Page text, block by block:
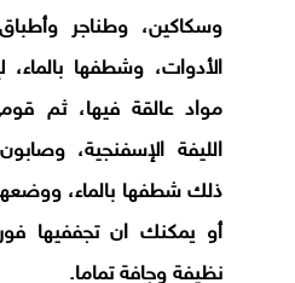
وسكاكين، وطناجر
الأدوات، وشطفها
مواد عالقة فيها، ثم
الليفة الإسفنجية،
ذلك شطفها بالماء،
أو يمكنك ان تجففيها
نظيفة وجافة تماما.